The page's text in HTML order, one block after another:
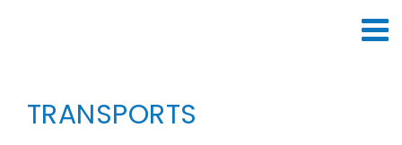
TRANSPORTS